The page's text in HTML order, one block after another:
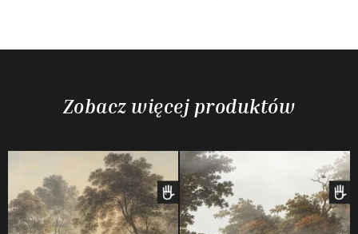
Zobacz więcej produktów